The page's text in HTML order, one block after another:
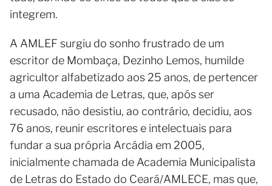
integrem.
A AMLEF surgiu do sonho frustrado de um
escritor de Mombaça, Dezinho Lemos, humilde
agricultor alfabetizado aos 25 anos, de pertencer
a uma Academia de Letras, que, após ser
recusado, não desistiu, ao contrário, decidiu, aos
76 anos, reunir escritores e intelectuais para
fundar a sua própria Arcádia em 2005,
inicialmente chamada de Academia Municipalista
de Letras do Estado do Ceará/AMLECE, mas que,